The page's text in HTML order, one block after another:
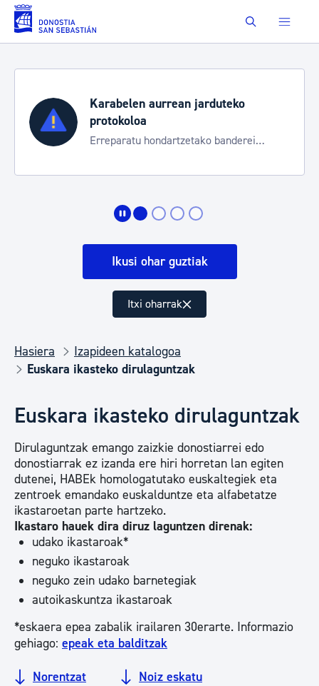
Eduki nagusira joan Buscar
Karabelen aurrean jarduteko
protokoloa
Erreparatu hondartzetako banderei
Ikusi ohar guztiak
Itxi oharrak
Hasiera
Izapideen katalogoa
Euskara ikasteko dirulaguntzak
Euskara ikasteko dirulaguntzak
Dirulaguntzak emango zaizkie donostiarrei edo
donostiarrak ez izanda ere hiri horretan lan egiten
dutenei, HABEk homologatutako euskaltegiek eta
zentroek emandako euskalduntze eta alfabetatze
ikastaroetan parte hartzeko.
Ikastaro hauek dira diruz laguntzen direnak:
udako ikastaroak*
neguko ikastaroak
neguko zein udako barnetegiak
autoikaskuntza ikastaroak
*eskaera epea zabalik irailaren 30erarte. Informazio
gehiago: epeak eta balditzak
Norentzat Noiz eskatu